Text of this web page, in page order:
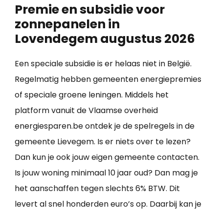
Premie en subsidie voor
zonnepanelen in
Lovendegem augustus 2026
Een speciale subsidie is er helaas niet in België.
Regelmatig hebben gemeenten energiepremies
of speciale groene leningen. Middels het
platform vanuit de Vlaamse overheid
energiesparen.be ontdek je de spelregels in de
gemeente Lievegem. Is er niets over te lezen?
Dan kun je ook jouw eigen gemeente contacten.
Is jouw woning minimaal 10 jaar oud? Dan mag je
het aanschaffen tegen slechts 6% BTW. Dit
levert al snel honderden euro’s op. Daarbij kan je